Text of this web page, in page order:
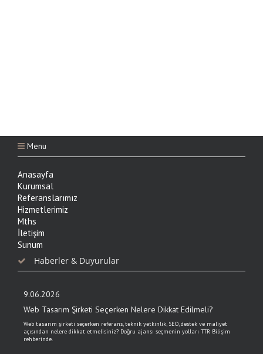
Menu
Anasayfa
Kurumsal
Referanslarımız
Hizmetlerimiz
Mths
İletişim
Sunum
Haberler & Duyurular
9.06.2026
Web Tasarım Şirketi Seçerken Nelere Dikkat Edilmeli?
Web tasarım şirketi seçerken referans, teknik yetkinlik, SEO, destek ve maliyet
açısından nelere dikkat etmelisiniz? Doğru ajansı seçmenin yolları TTR Bilişim
rehberinde.